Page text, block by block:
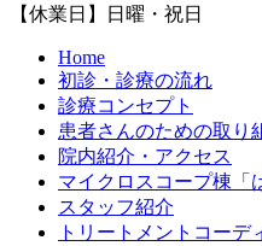
【休業日】日曜・祝日
Home
初診・診療の流れ
診療コンセプト
患者さんのための取り
院内紹介・アクセス
マイクロスコープ棟「
スタッフ紹介
トリートメントコーデ